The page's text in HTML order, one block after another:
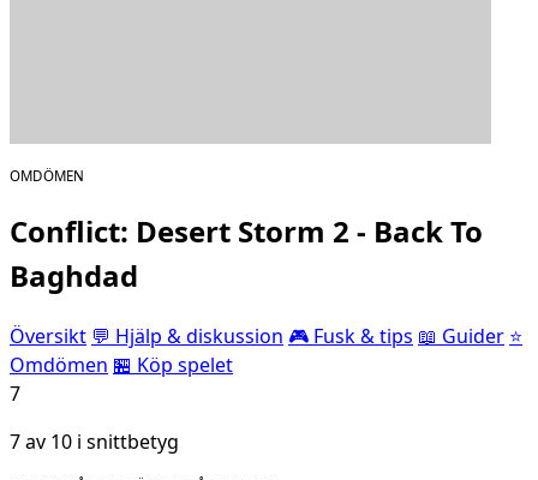
OMDÖMEN
Conflict: Desert Storm 2 - Back To
Baghdad
Översikt 💬 Hjälp & diskussion 🎮 Fusk & tips 📖 Guider ⭐
Omdömen 🏪 Köp spelet
7
7 av 10 i snittbetyg